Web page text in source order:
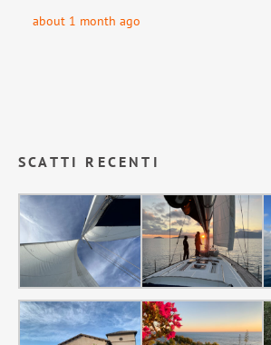
about 1 month ago
SCATTI RECENTI